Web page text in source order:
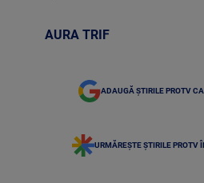
AURA TRIF
ADAUGĂ ȘTIRILE PROTV
URMĂREȘTE ȘTIRILE PROTV